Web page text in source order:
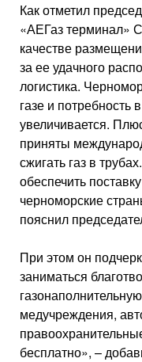
Как отметил
«АЕГаз терминал»
качестве
за ее удачного
логистика.
газе и
увеличивается.
приняты
сжигать газ в
обеспечить
черноморские
пояснил
При этом он
заниматься
медучреждения,
бесплатно», –